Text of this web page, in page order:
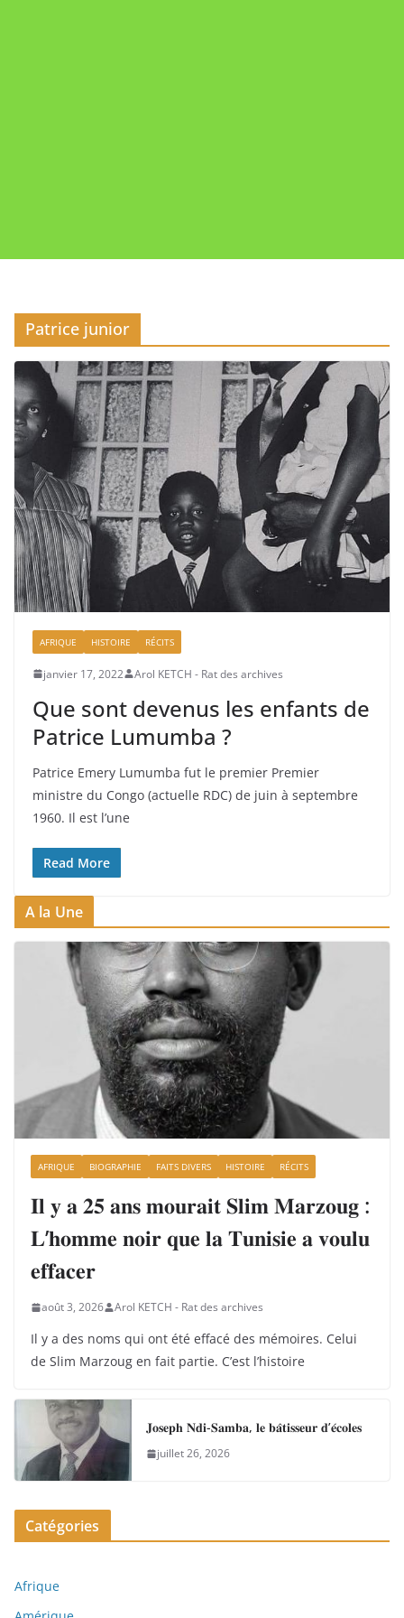
Patrice junior
AFRIQUE HISTOIRE RÉCITS
janvier 17, 2022 Arol KETCH - Rat des archives
Que sont devenus les enfants de
Patrice Lumumba ?
Patrice Emery Lumumba fut le premier Premier
ministre du Congo (actuelle RDC) de juin à septembre
1960. Il est l’une
Read More
A la Une
AFRIQUE BIOGRAPHIE FAITS DIVERS HISTOIRE RÉCITS
𝐈𝐥 𝐲 𝐚 𝟐𝟓 𝐚𝐧𝐬 𝐦𝐨𝐮𝐫𝐚𝐢𝐭 𝐒𝐥𝐢𝐦 𝐌𝐚𝐫𝐳𝐨𝐮𝐠 :
𝐋’𝐡𝐨𝐦𝐦𝐞 𝐧𝐨𝐢𝐫 𝐪𝐮𝐞 𝐥𝐚 𝐓𝐮𝐧𝐢𝐬𝐢𝐞 𝐚 𝐯𝐨𝐮𝐥𝐮
𝐞𝐟𝐟𝐚𝐜𝐞𝐫
août 3, 2026 Arol KETCH - Rat des archives
Il y a des noms qui ont été effacé des mémoires. Celui
de Slim Marzoug en fait partie. C’est l’histoire
𝐉𝐨𝐬𝐞𝐩𝐡 𝐍𝐝𝐢-𝐒𝐚𝐦𝐛𝐚, 𝐥𝐞 𝐛𝐚̂𝐭𝐢𝐬𝐬𝐞𝐮𝐫 𝐝’𝐞́𝐜𝐨𝐥𝐞𝐬
juillet 26, 2026
Catégories
Afrique